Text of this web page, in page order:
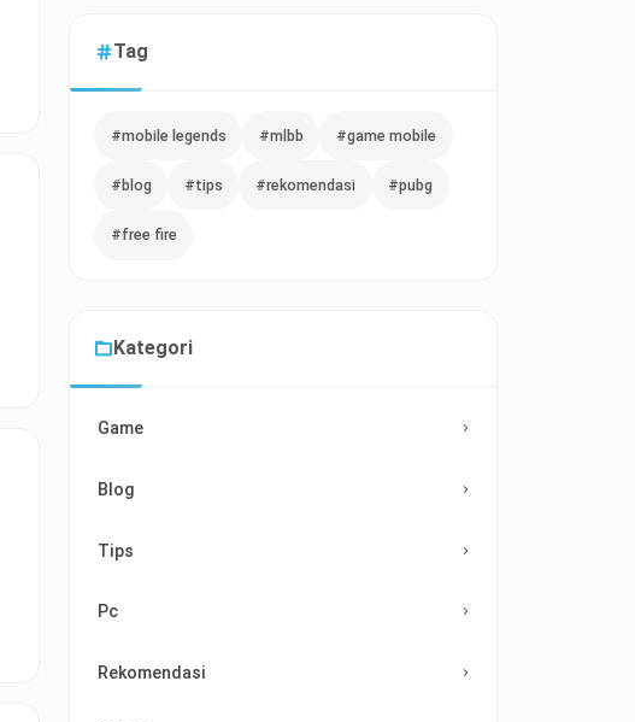
Tag
#mobile legends #mlbb #game mobile
#blog #tips #rekomendasi #pubg
#free fire
Kategori
Game
Blog
Tips
Pc
Rekomendasi